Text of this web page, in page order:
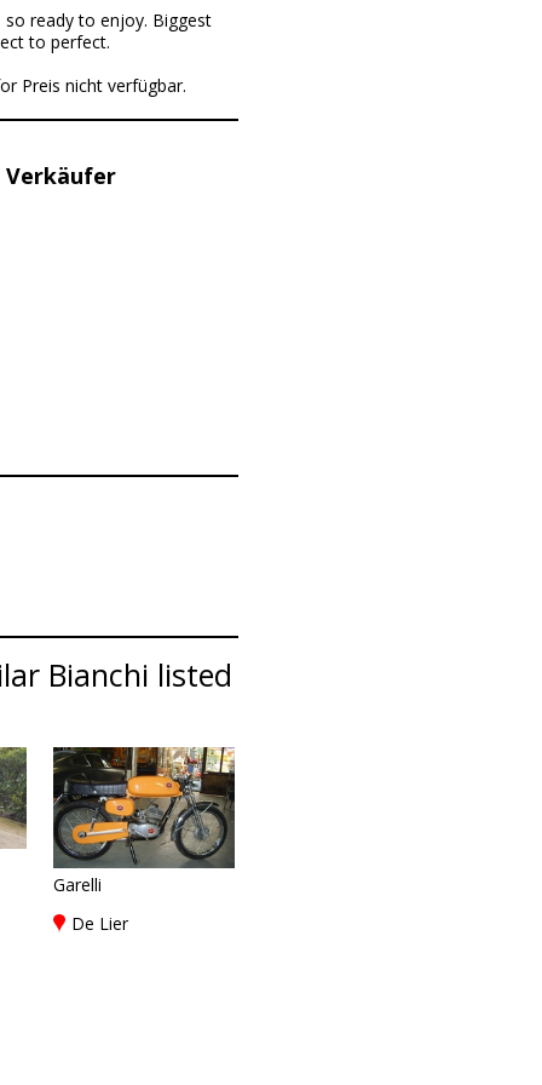
ready to enjoy. Biggest
to perfect.
Preis nicht verfügbar.
Verkäufer
Bianchi listed
Garelli
De Lier